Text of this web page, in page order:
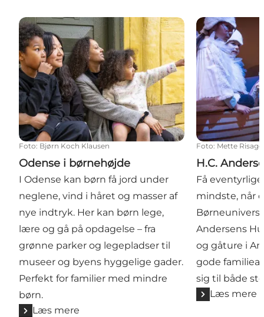
Odense i børnehøjde
Foto: Bjørn Koch Klausen
Odense i børnehøjde
I Odense kan børn få jord under
neglene, vind i håret og masser af
nye indtryk. Her kan børn lege,
lære og gå på opdagelse – fra
grønne parker og legepladser til
museer og byens hyggelige gader.
Perfekt for familier med mindre
børn.
Læs mere
H.C.
Foto: Mette
H.C.
Få
mindste, når
Andersens
og gåture i
gode
sig til både
Læs mere